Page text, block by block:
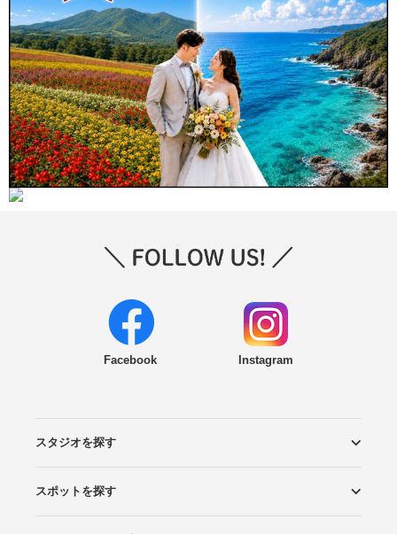
Facebook Instagram
スタジオを探す
エリアから探す
こだわりから探す
NEW PHOTO STYLE
プランから探す
フォトタイプ診断
フォトグラファーから探す
国内リゾートから探す
スポットを探す